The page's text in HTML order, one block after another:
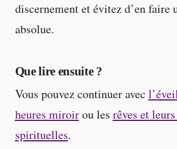
discernement et évitez d’en faire
absolue.
Que lire ensuite ?
Vous pouvez continuer avec
heures miroirou les rêves et
spirituelles.